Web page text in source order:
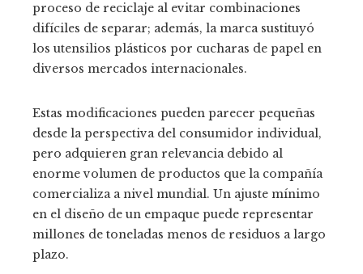
proceso de reciclaje al evitar combinaciones
difíciles de separar; además, la marca sustituyó
los utensilios plásticos por cucharas de papel en
diversos mercados internacionales.
Estas modificaciones pueden parecer pequeñas
desde la perspectiva del consumidor individual,
pero adquieren gran relevancia debido al
enorme volumen de productos que la compañía
comercializa a nivel mundial. Un ajuste mínimo
en el diseño de un empaque puede representar
millones de toneladas menos de residuos a largo
plazo.